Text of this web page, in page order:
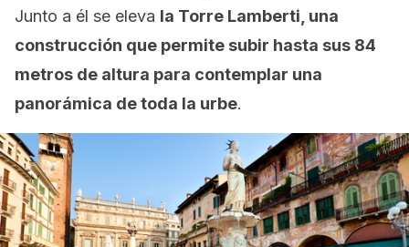
Junto a él se eleva la Torre Lamberti, una
construcción que permite subir hasta sus 84
metros de altura para contemplar una
panorámica de toda la urbe.